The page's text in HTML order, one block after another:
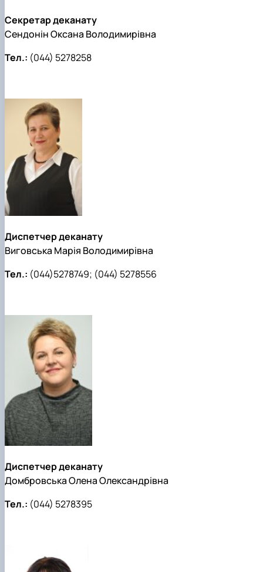
Секретар деканату
Сендонін Оксана Володимирівна
Тел.: (044) 5278258
Диспетчер деканату
Виговська Марія Володимирівна
Тел.: (044)5278749; (044) 5278556
Диспетчер деканату
Домбровська Олена Олександрівна
Тел.: (044) 5278395